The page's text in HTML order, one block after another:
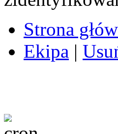
Strona
Ekipa |